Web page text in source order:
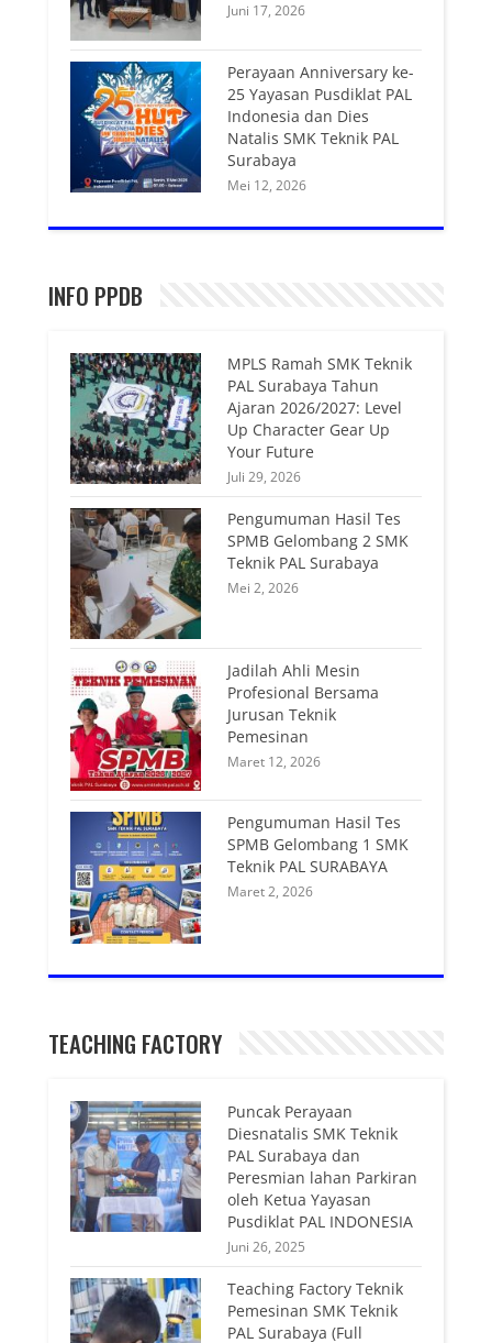
Juni 17, 2026
Perayaan Anniversary ke-
25 Yayasan Pusdiklat PAL
Indonesia dan Dies
Natalis SMK Teknik PAL
Surabaya
Mei 12, 2026
INFO PPDB
MPLS Ramah SMK Teknik
PAL Surabaya Tahun
Ajaran 2026/2027: Level
Up Character Gear Up
Your Future
Juli 29, 2026
Pengumuman Hasil Tes
SPMB Gelombang 2 SMK
Teknik PAL Surabaya
Mei 2, 2026
Jadilah Ahli Mesin
Profesional Bersama
Jurusan Teknik
Pemesinan
Maret 12, 2026
Pengumuman Hasil Tes
SPMB Gelombang 1 SMK
Teknik PAL SURABAYA
Maret 2, 2026
TEACHING FACTORY
Puncak Perayaan
Diesnatalis SMK Teknik
PAL Surabaya dan
Peresmian lahan Parkiran
oleh Ketua Yayasan
Pusdiklat PAL INDONESIA
Juni 26, 2025
Teaching Factory Teknik
Pemesinan SMK Teknik
PAL Surabaya (Full